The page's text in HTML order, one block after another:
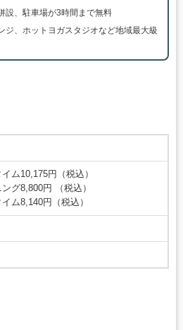
設、駐車場が3時間まで無料
ジ、ホットヨガスタジオなど地域最大級
ム10,175円（税込）
グ8,800円 （税込）
ム8,140円（税込）